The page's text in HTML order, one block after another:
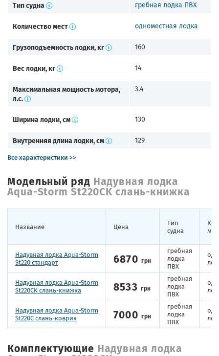
Тип судна гребная лодка ПВХ
Количество мест одноместная лодка
Грузоподъемность лодки, кг 160
Вес лодки, кг 14
Максимальная мощность мотора,
л.с.
3.4
Ширина лодки, см 130
Внутренняя длина лодки, см
129
Все характеристики >>
Модельный ряд Надувная лодка
Aqua-Storm St220CK слань-книжка
Название Цена
Тип
судна
Надувная лодка Aqua-Storm
St220 стандарт
6870 грн
гребная
лодка
ПВХ
Надувная лодка Aqua-Storm
St220CK слань-книжка
8533 грн
гребная
лодка
ПВХ
Надувная лодка Aqua-Storm
St220C слань-коврик
7000 грн
гребная
лодка
ПВХ
Комплектующие Надувная лодка